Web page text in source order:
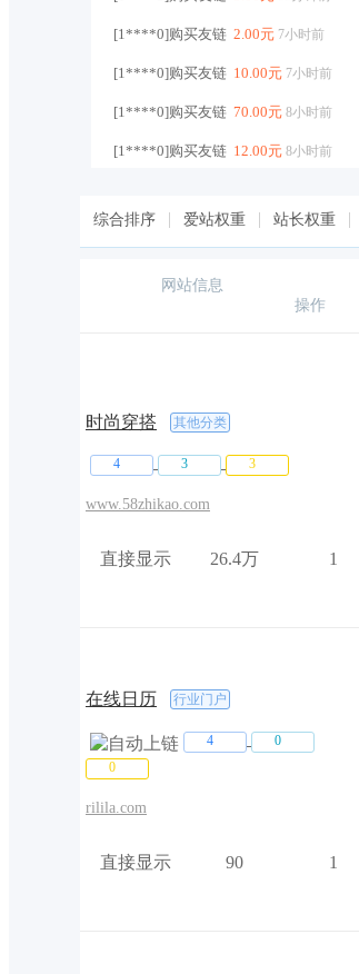
[1****0]购买友链 2.00元 7小时前
[1****0]购买友链 10.00元 7小时前
[1****0]购买友链 70.00元 8小时前
[1****0]购买友链 12.00元 8小时前
[1****5]购买友链 9.00元 8小时前
8小时前
[h****s]购买友链
[h****s]购买友链 4.00元 9小时前
[h****s]购买友链
综合排序 爱站权重 站长权重
网站信息
操作
时尚穿搭 其他分类
4 3 3
www.58zhikao.com
直接显示 26.4万 1
在线日历 行业门户
4
0
0
rilila.com
直接显示 90 1